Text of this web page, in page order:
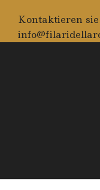
Kontaktieren